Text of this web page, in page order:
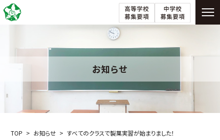
お知らせ
TOP お知らせ すべてのクラスで製菓実習が始まりました！